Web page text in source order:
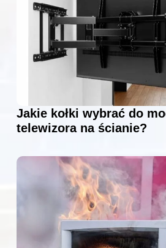
Jakie kołki wybrać do
telewizora na ścianie?